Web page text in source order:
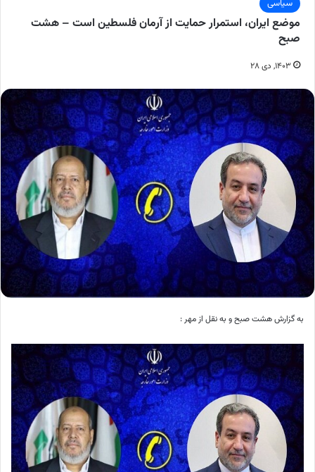
سیاسی
موضع ایران، استمرار حمایت از آرمان فلسطین است – هشت
صبح
۱۴۰۳, دی ۲۸
به گزارش هشت صبح و به نقل از مهر :